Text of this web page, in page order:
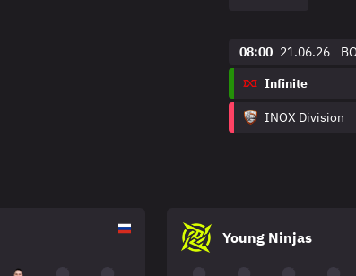
08:00 21.06.26
Infinite
INOX Division
Young Ninjas